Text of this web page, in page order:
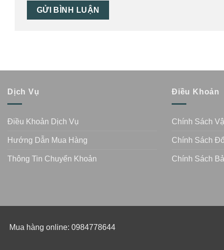
Dịch Vụ
Điều Khoản Dịch Vụ
Hướng Dẫn Mua Hàng
Thông Tin Chuyển Khoản
Điều Khoản
Chính Sách
Chính Sách
Chính Sách
Mua hàng online: 0984778644